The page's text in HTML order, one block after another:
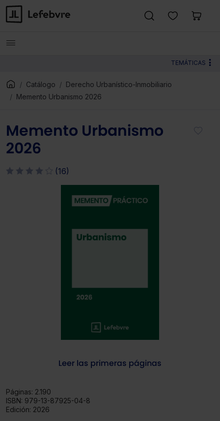
TEMÁTICAS
Catálogo
Derecho Urbanístico-Inmobiliario
Memento Urbanismo 2026
Memento Urbanismo
2026
(16)
Leer las primeras páginas
Páginas: 2.190
ISBN: 979-13-87925-04-8
Edición: 2026